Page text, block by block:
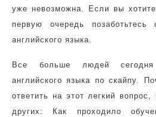
уже невозможна. Если вы
первую очередь позаботьтесь
английского языка.
Все больше людей сегодня
английского языка по скайпу.
ответить на этот легкий
других: Как проходило